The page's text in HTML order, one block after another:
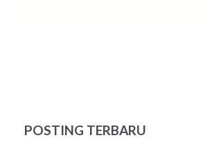
POSTING TERBARU